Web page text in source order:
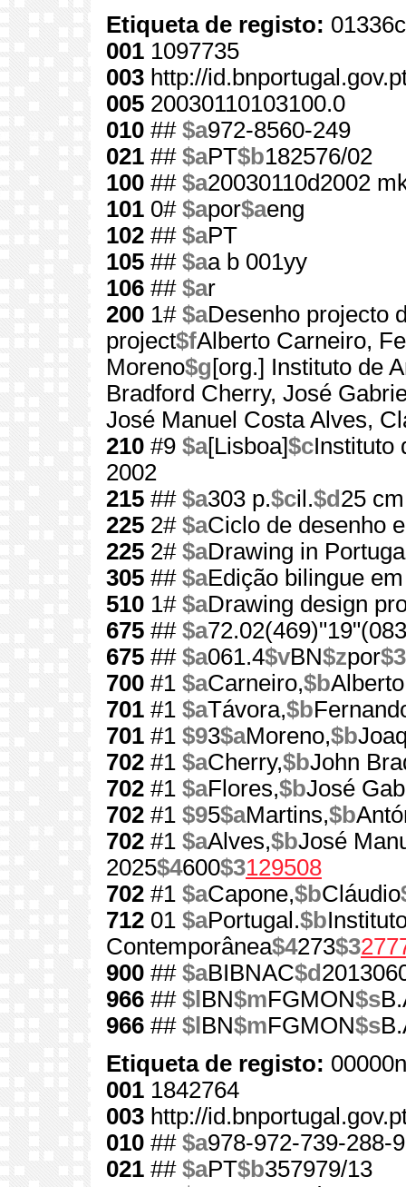
Etiqueta de registo:
001 1097735
003 http://
005 20030110103100.0
010 ## $a972-8560-249
021 ## $aPT$b182576/02
100 ## $a20030110d2002
101 0# $apor$aeng
102 ## $aPT
105 ## $aa b 001yy
106 ## $ar
200 1# $aDesenho projecto
project$fAlberto Carneiro,
Moreno$g [org.] Instituto de
Bradford Cherry, José
José Manuel Costa Alves,
210 #9 $a[Lisboa]$cInstituto
2002
215 ## $a303 p.$cil.$d 25 cm
225 2# $aCiclo de desenho
225 2# $aDrawing in
305 ## $aEdição bilingue
510 1# $aDrawing design
675 ## $a
675 ## $a061.4$vBN$zpor$3
700 #1 $aCarneiro,$b
701 #1 $aTávora,$b
701 #1 $93$aMoreno,$b
702 #1 $aCherry,$bJohn
702 #1 $aFlores,$bJosé
702 #1 $95$aMartins,$b
702 #1 $aAlves,$bJosé
2025$4600$3129508
702 #1 $aCapone,$bCláudio
712 01 $aPortugal.$b
Contemporânea$4273$3
900 ## $aBIBNAC$d
966 ## $l BN$mFGMON$s
966 ## $l BN$mFGMON$s
Etiqueta de registo:
001 1842764
003 http://
010 ## $a978-972-739-288-9
021 ## $aPT$b357979/13